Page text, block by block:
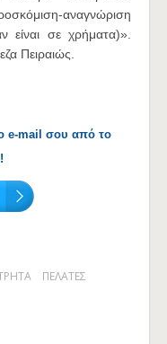
αναγνώριση
σε χρήματα)».
Πειραιώς.
e-mail σου από το
ΠΕΛΑΤΕΣ